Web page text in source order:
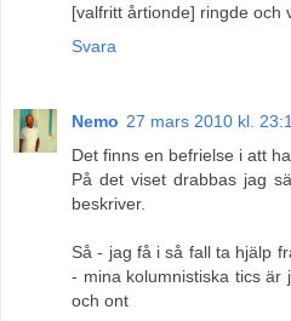
[valfritt årtionde] ringde och
Svara
Nemo 27 mars 2010 kl.
Det finns en befrielse i att
På det viset drabbas jag
beskriver.
Så - jag få i så fall ta hjälp
- mina kolumnistiska tics är
och ont